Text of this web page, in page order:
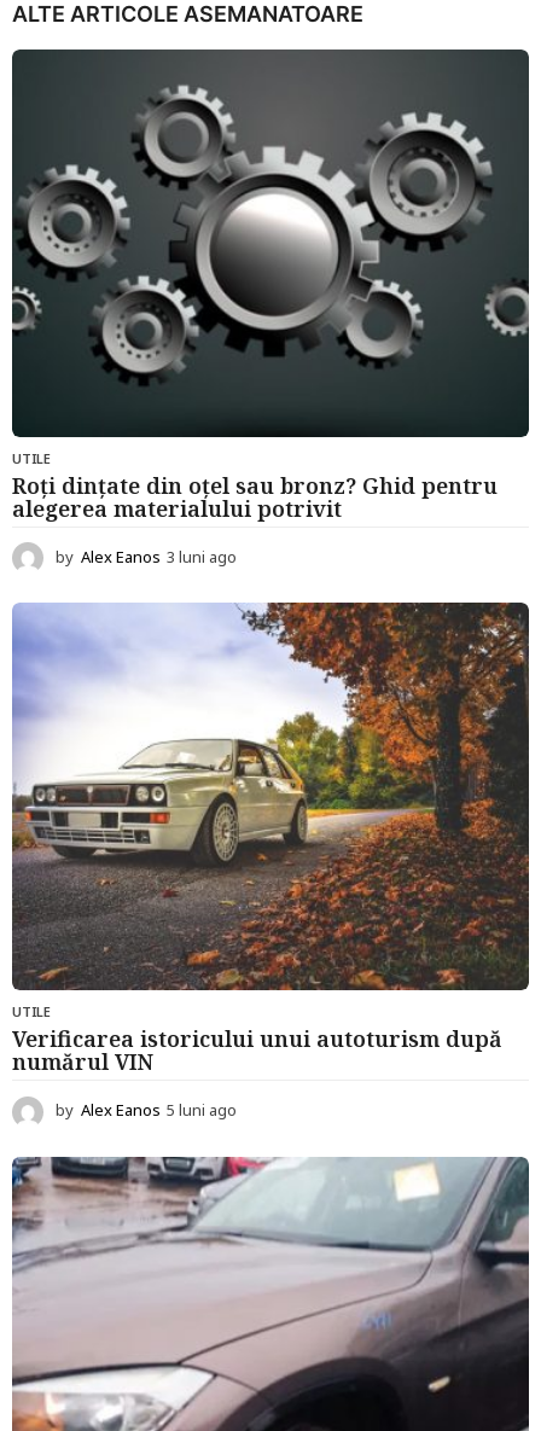
ALTE ARTICOLE ASEMANATOARE
UTILE
Roți dințate din oțel sau bronz? Ghid pentru
alegerea materialului potrivit
by Alex Eanos 3 luni ago
u
n
UTILE
Verificarea istoricului unui autoturism după
numărul VIN
by Alex Eanos 5 luni ago
u
n
a
g